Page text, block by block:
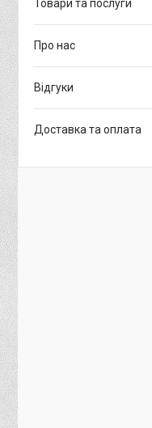
Товари та послуги
Про нас
Відгуки
Доставка та оплата